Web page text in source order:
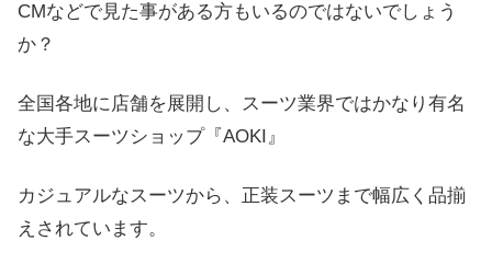
CMなどで見た事がある方もいるのではないでしょう
か？
全国各地に店舗を展開し、スーツ業界ではかなり有名
な大手スーツショップ『AOKI』
カジュアルなスーツから、正装スーツまで幅広く品揃
えされています。